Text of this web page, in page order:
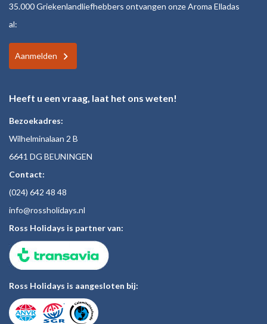
35.000 Griekenlandliefhebbers ontvangen onze Aroma Elladas
al:
Aanmelden
Heeft u een vraag, laat het ons weten!
Bezoekadres:
Wilhelminalaan 2 B
6641 DG BEUNINGEN
Contact:
(024) 642 48 48
info@rossholidays.nl
Ross Holidays is partner van:
Ross Holidays is aangesloten bij: